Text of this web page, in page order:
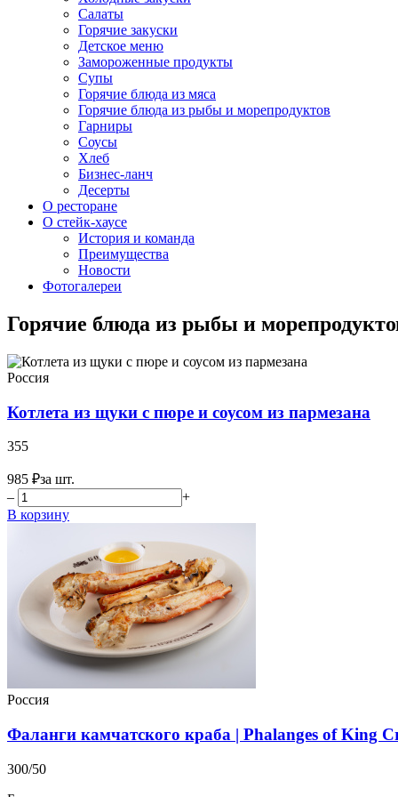
Салаты
Горячие закуски
Детское меню
Замороженные продукты
Супы
Горячие блюда из мяса
Горячие блюда из рыбы и морепродуктов
Гарниры
Соусы
Хлеб
Бизнес-ланч
Десерты
О ресторане
О стейк-хаусе
История и команда
Преимущества
Новости
Фотогалереи
Горячие блюда из рыбы и
Россия
Котлета из щуки с пюре и соусом из пармезана
355
985 ₽за шт.
–
+
В корзину
Россия
Фаланги камчатского краба | Phalanges of King
300/50